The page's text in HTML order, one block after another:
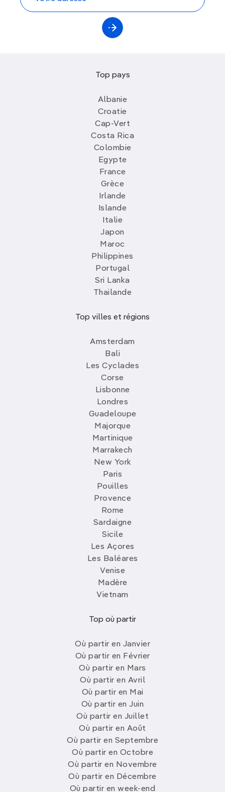
Top pays
Albanie
Croatie
Cap-Vert
Costa Rica
Colombie
Egypte
France
Grèce
Irlande
Islande
Italie
Japon
Maroc
Philippines
Portugal
Sri Lanka
Thailande
Top villes et régions
Amsterdam
Bali
Les Cyclades
Corse
Lisbonne
Londres
Guadeloupe
Majorque
Martinique
Marrakech
New York
Paris
Pouilles
Provence
Rome
Sardaigne
Sicile
Les Açores
Les Baléares
Venise
Madère
Vietnam
Top où partir
Où partir en Janvier
Où partir en Février
Où partir en Mars
Où partir en Avril
Où partir en Mai
Où partir en Juin
Où partir en Juillet
Où partir en Août
Où partir en Septembre
Où partir en Octobre
Où partir en Novembre
Où partir en Décembre
Où partir en week-end